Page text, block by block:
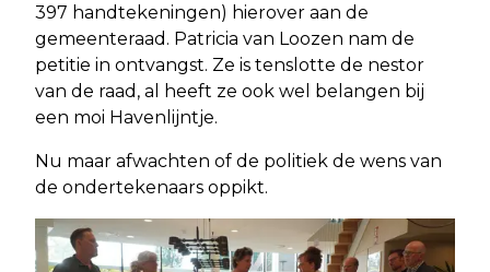
397 handtekeningen) hierover aan de
gemeenteraad. Patricia van Loozen nam de
petitie in ontvangst. Ze is tenslotte de nestor
van de raad, al heeft ze ook wel belangen bij
een moi Havenlijntje.
Nu maar afwachten of de politiek de wens van
de ondertekenaars oppikt.